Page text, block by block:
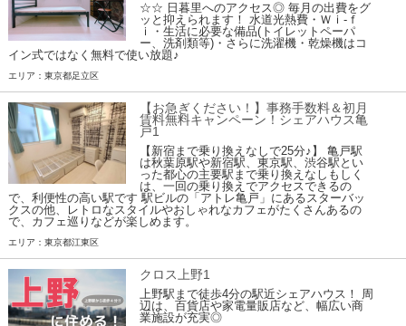
☆☆ 日暮里へのアクセス◎ 毎月の出費をグ
ッと抑えられます！ 水道光熱費・Ｗｉ-ｆ
ｉ・生活に必要な備品(トイレットペーパ
ー、洗剤類等)・さらに洗濯機・乾燥機はコ
イン式ではなく無料で使い放題♪
エリア：東京都足立区
【お急ぎください！】事務手数料＆初月
賃料無料キャンペーン！シェアハウス亀
戸1
【新宿まで乗り換えなしで25分♪】 亀戸駅
は秋葉原駅や新宿駅、東京駅、渋谷駅とい
った都心の主要駅まで乗り換えなしもしく
は、一回の乗り換えでアクセスできるの
で、利便性の高い駅です 駅ビルの「アトレ亀戸」にあるスターバッ
クスの他、レトロなスタイルやおしゃれなカフェがたくさんあるの
で、カフェ巡りなどが楽しめます。
エリア：東京都江東区
クロス上野1
上野駅まで徒歩4分の駅近シェアハウス！ 周
辺は、百貨店や家電量販店など、幅広い商
業施設が充実◎